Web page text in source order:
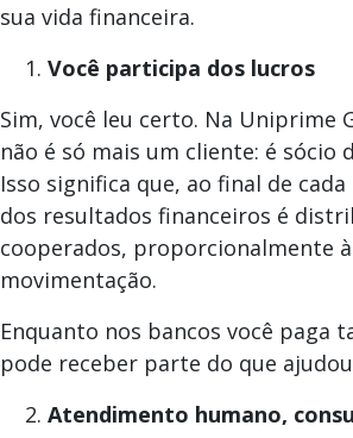
sua vida financeira.
Você participa dos lucros
Sim, você leu certo. Na Uniprime
não é só mais um cliente: é sócio
Isso significa que, ao final de
dos resultados financeiros é
cooperados, proporcionalmente
movimentação.
Enquanto nos bancos você paga
pode receber parte do que
Atendimento humano,